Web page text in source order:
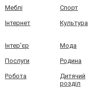
Меблі Спорт
Інтернет Культура
Інтер'єр Мода
Послуги Родина
Робота
Дитячий
розділ